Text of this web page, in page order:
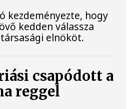
kezdeményezte, hogy
kedden válassza
elnököt.
csapódott a
reggel